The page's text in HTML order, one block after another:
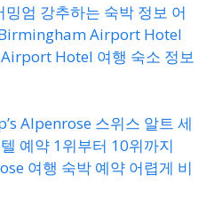
엄 강추하는 숙박 정보 어
Airport Hotel
Hotel 여행 숙소 정보
Alpenrose 스위스 알트 세
예약 1위부터 10위까지
여행 숙박 예약 어렵게 비